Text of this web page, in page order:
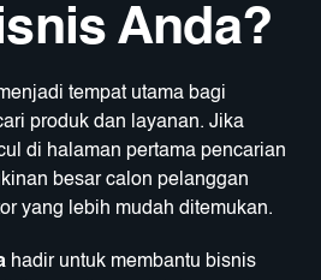
Anda?
tempat utama bagi
produk dan layanan. Jika
di halaman pertama pencarian
besar calon pelanggan
yang lebih mudah ditemukan.
hadir untuk membantu bisnis